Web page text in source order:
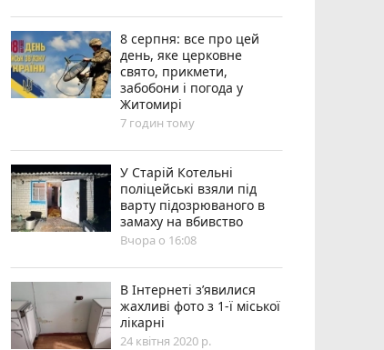
8 серпня: все про цей
день, яке церковне
свято, прикмети,
забобони і погода у
Житомирі
7 годин тому
У Старій Котельні
поліцейські взяли під
варту підозрюваного в
замаху на вбивство
Вчора о 16:08
В Інтернеті з’явилися
жахливі фото з 1-ї міської
лікарні
24 квітня 2020 р.